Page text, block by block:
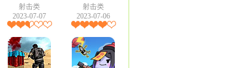
射击类
2023-07-07
射击类
2023-07-06